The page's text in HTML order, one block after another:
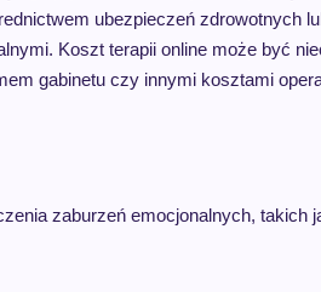
ubezpieczeń zdrowotnych
Koszt terapii online może być
gabinetu czy innymi kosztami
zaburzeń emocjonalnych, takich